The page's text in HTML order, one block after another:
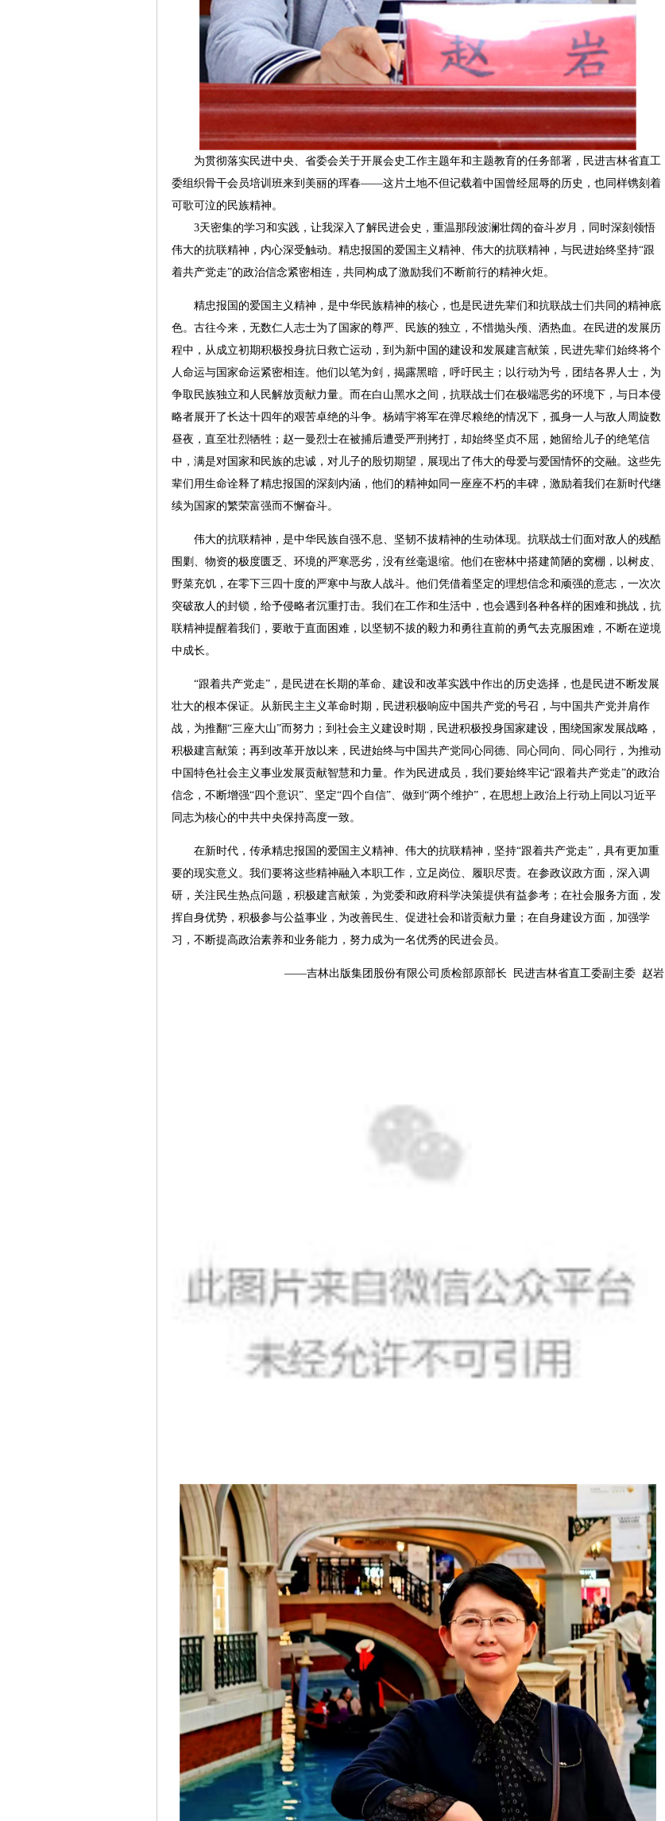
为贯彻落实民进中央、省委会关于开展会史工作主题年和主题教育的任务部署，民进吉林省直工
委组织骨干会员培训班来到美丽的珲春——这片土地不但记载着中国曾经屈辱的历史，也同样镌刻着
可歌可泣的民族精神。
3天密集的学习和实践，让我深入了解民进会史，重温那段波澜壮阔的奋斗岁月，同时深刻领悟
伟大的抗联精神，内心深受触动。精忠报国的爱国主义精神、伟大的抗联精神，与民进始终坚持“跟
着共产党走”的政治信念紧密相连，共同构成了激励我们不断前行的精神火炬。
精忠报国的爱国主义精神，是中华民族精神的核心，也是民进先辈们和抗联战士们共同的精神底
色。古往今来，无数仁人志士为了国家的尊严、民族的独立，不惜抛头颅、洒热血。在民进的发展历
程中，从成立初期积极投身抗日救亡运动，到为新中国的建设和发展建言献策，民进先辈们始终将个
人命运与国家命运紧密相连。他们以笔为剑，揭露黑暗，呼吁民主；以行动为号，团结各界人士，为
争取民族独立和人民解放贡献力量。而在白山黑水之间，抗联战士们在极端恶劣的环境下，与日本侵
略者展开了长达十四年的艰苦卓绝的斗争。杨靖宇将军在弹尽粮绝的情况下，孤身一人与敌人周旋数
昼夜，直至壮烈牺牲；赵一曼烈士在被捕后遭受严刑拷打，却始终坚贞不屈，她留给儿子的绝笔信
中，满是对国家和民族的忠诚，对儿子的殷切期望，展现出了伟大的母爱与爱国情怀的交融。这些先
辈们用生命诠释了精忠报国的深刻内涵，他们的精神如同一座座不朽的丰碑，激励着我们在新时代继
续为国家的繁荣富强而不懈奋斗。
伟大的抗联精神，是中华民族自强不息、坚韧不拔精神的生动体现。抗联战士们面对敌人的残酷
围剿、物资的极度匮乏、环境的严寒恶劣，没有丝毫退缩。他们在密林中搭建简陋的窝棚，以树皮、
野菜充饥，在零下三四十度的严寒中与敌人战斗。他们凭借着坚定的理想信念和顽强的意志，一次次
突破敌人的封锁，给予侵略者沉重打击。我们在工作和生活中，也会遇到各种各样的困难和挑战，抗
联精神提醒着我们，要敢于直面困难，以坚韧不拔的毅力和勇往直前的勇气去克服困难，不断在逆境
中成长。
“跟着共产党走”，是民进在长期的革命、建设和改革实践中作出的历史选择，也是民进不断发展
壮大的根本保证。从新民主主义革命时期，民进积极响应中国共产党的号召，与中国共产党并肩作
战，为推翻“三座大山”而努力；到社会主义建设时期，民进积极投身国家建设，围绕国家发展战略，
积极建言献策；再到改革开放以来，民进始终与中国共产党同心同德、同心同向、同心同行，为推动
中国特色社会主义事业发展贡献智慧和力量。作为民进成员，我们要始终牢记“跟着共产党走”的政治
信念，不断增强“四个意识”、坚定“四个自信”、做到“两个维护”，在思想上政治上行动上同以习近平
同志为核心的中共中央保持高度一致。
在新时代，传承精忠报国的爱国主义精神、伟大的抗联精神，坚持“跟着共产党走”，具有更加重
要的现实意义。我们要将这些精神融入本职工作，立足岗位、履职尽责。在参政议政方面，深入调
研，关注民生热点问题，积极建言献策，为党委和政府科学决策提供有益参考；在社会服务方面，发
挥自身优势，积极参与公益事业，为改善民生、促进社会和谐贡献力量；在自身建设方面，加强学
习，不断提高政治素养和业务能力，努力成为一名优秀的民进会员。
——吉林出版集团股份有限公司质检部原部长 民进吉林省直工委副主委 赵岩